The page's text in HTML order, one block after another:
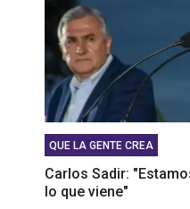
QUE LA GENTE CREA
Carlos Sadir:
lo que viene"